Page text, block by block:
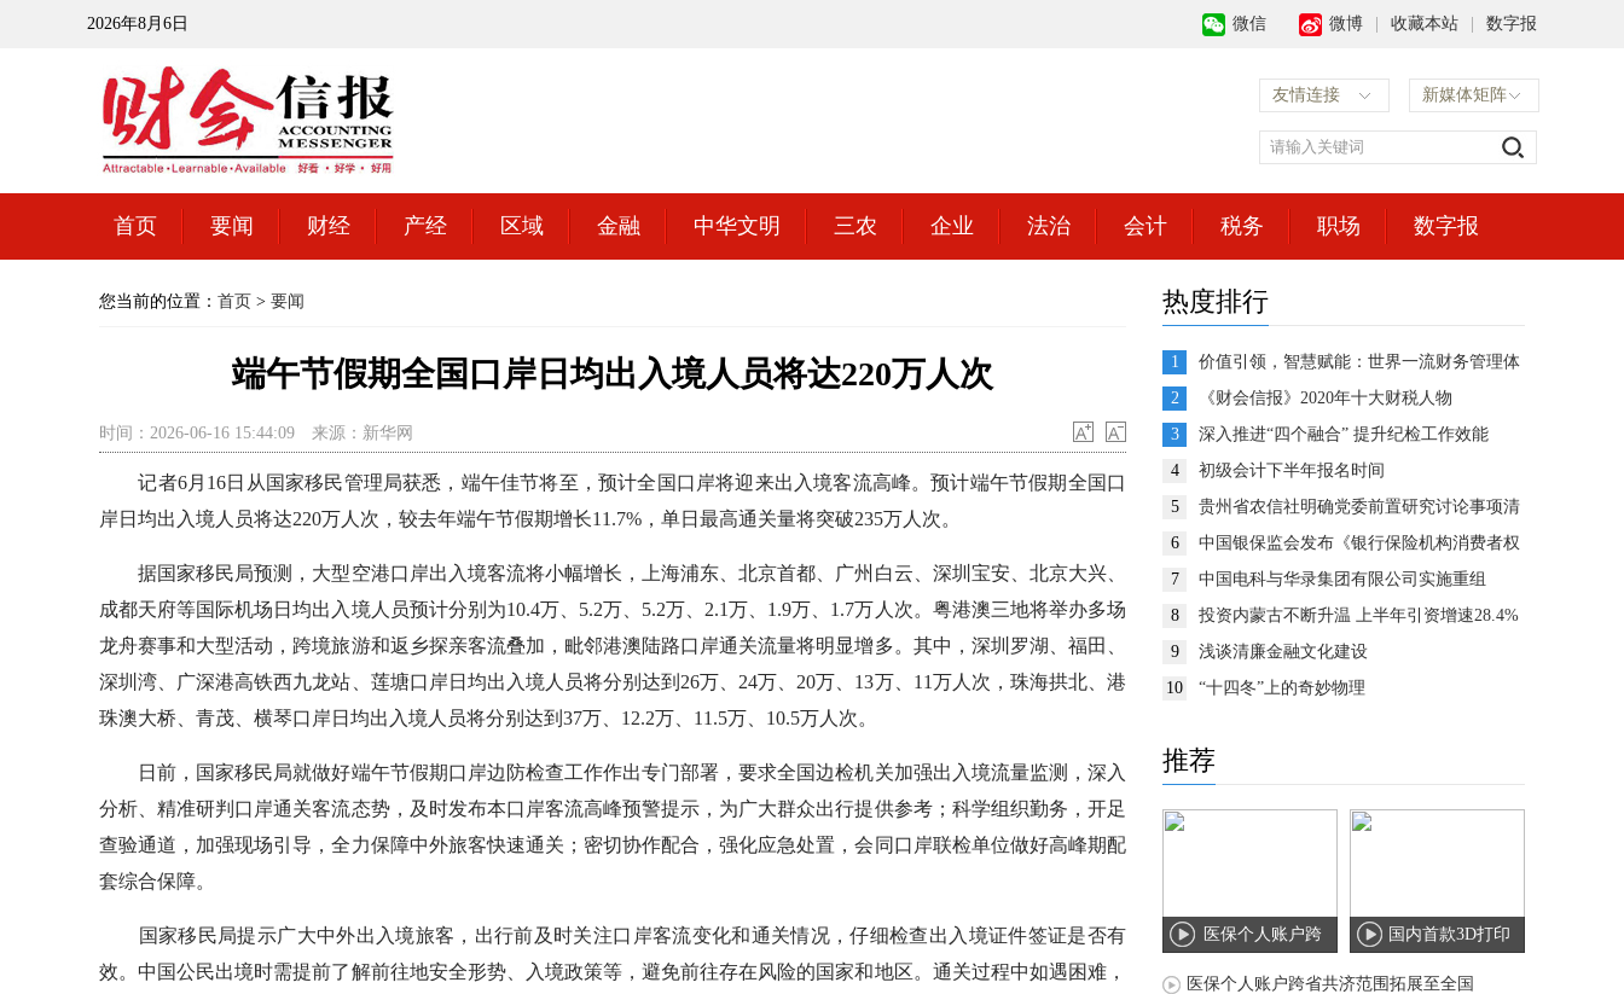
2026年8月6日 微信 微博 收藏本站 数字报
友情连接 新媒体矩阵
首页 要闻 财经 产经 区域 金融 中华文明 三农 企业 法治 会计 税务 职场 数字报
您当前的位置： 首页 > 要闻
端午节假期全国口岸日均出入境人员将达220万人次
时间：2026-06-16 15:44:09 来源：新华网
记者6月16日从国家移民管理局获悉，端午佳节将至，预计全国口岸将迎来出入境客流高峰。预计端午节假期全国口
岸日均出入境人员将达220万人次，较去年端午节假期增长11.7%，单日最高通关量将突破235万人次。
据国家移民局预测，大型空港口岸出入境客流将小幅增长，上海浦东、北京首都、广州白云、深圳宝安、北京大兴、
成都天府等国际机场日均出入境人员预计分别为10.4万、5.2万、5.2万、2.1万、1.9万、1.7万人次。粤港澳三地将举办多场
龙舟赛事和大型活动，跨境旅游和返乡探亲客流叠加，毗邻港澳陆路口岸通关流量将明显增多。其中，深圳罗湖、福田、
深圳湾、广深港高铁西九龙站、莲塘口岸日均出入境人员将分别达到26万、24万、20万、13万、11万人次，珠海拱北、港
珠澳大桥、青茂、横琴口岸日均出入境人员将分别达到37万、12.2万、11.5万、10.5万人次。
日前，国家移民局就做好端午节假期口岸边防检查工作作出专门部署，要求全国边检机关加强出入境流量监测，深入
分析、精准研判口岸通关客流态势，及时发布本口岸客流高峰预警提示，为广大群众出行提供参考；科学组织勤务，开足
查验通道，加强现场引导，全力保障中外旅客快速通关；密切协作配合，强化应急处置，会同口岸联检单位做好高峰期配
套综合保障。
国家移民局提示广大中外出入境旅客，出行前及时关注口岸客流变化和通关情况，仔细检查出入境证件签证是否有
效。中国公民出境时需提前了解前往地安全形势、入境政策等，避免前往存在风险的国家和地区。通关过程中如遇困难，
热度排行
1
价值引领，智慧赋能：世界一流财务管理体
系建设的思考与展望
2
《财会信报》2020年十大财税人物
3
深入推进“四个融合” 提升纪检工作效能
4
初级会计下半年报名时间
5
贵州省农信社明确党委前置研究讨论事项清
单推动企业决策高效运转
6
中国银保监会发布《银行保险机构消费者权
益保护监管评价办法》
7
中国电科与华录集团有限公司实施重组
8
投资内蒙古不断升温 上半年引资增速28.4%
9
浅谈清廉金融文化建设
10
“十四冬”上的奇妙物理
推荐
医保个人账户跨
省共济范围拓展
国内首款3D打印
航空发动机完成
医保个人账户跨省共济范围拓展至全国